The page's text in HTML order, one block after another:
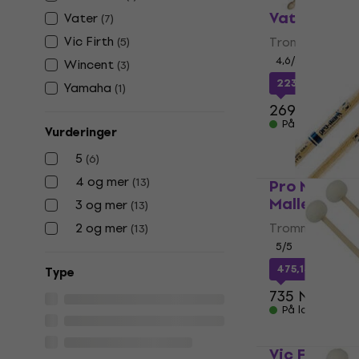
Vater (7)
Vic Firth (5)
Wincent (3)
Yamaha (1)
Vurderinger
5 (6)
4 og mer (13)
3 og mer (13)
2 og mer (13)
Тype
Vater
4,6/5
223,01 NKr
269 NKr
På lager
Pro Mark
Mallet
5/5
475,14 NKr
735 NKr
På lager